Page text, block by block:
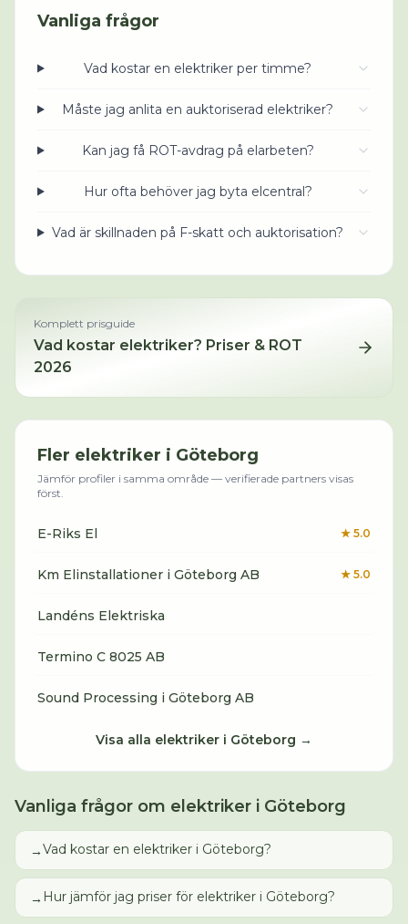
Vanliga frågor
Vad kostar en elektriker per timme?
Måste jag anlita en auktoriserad elektriker?
Kan jag få ROT-avdrag på elarbeten?
Hur ofta behöver jag byta elcentral?
Vad är skillnaden på F-skatt och auktorisation?
Komplett prisguide
Vad kostar elektriker? Priser & ROT
2026
Fler elektriker i Göteborg
Jämför profiler i samma område — verifierade partners visas
först.
E-Riks El ★ 5.0
Km Elinstallationer i Göteborg AB ★ 5.0
Landéns Elektriska
Termino C 8025 AB
Sound Processing i Göteborg AB
Visa alla elektriker i Göteborg →
Vanliga frågor om elektriker i Göteborg
→Vad kostar en elektriker i Göteborg?
→ Hur jämför jag priser för elektriker i Göteborg?